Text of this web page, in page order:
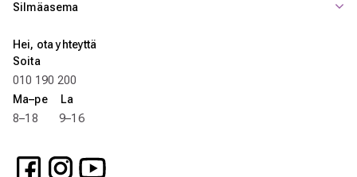
Silmäasema
Hei, ota yhteyttä
Soita
010 190 200
Ma–pe La
8–18 9–16